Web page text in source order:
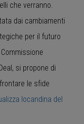
che verranno.
dai cambiamenti
per il futuro
si propone di
le sfide
locandina del